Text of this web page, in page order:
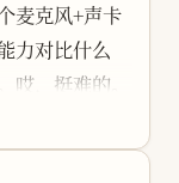
麦克风+声卡
力对比什么
，挺难的。
多人还是承